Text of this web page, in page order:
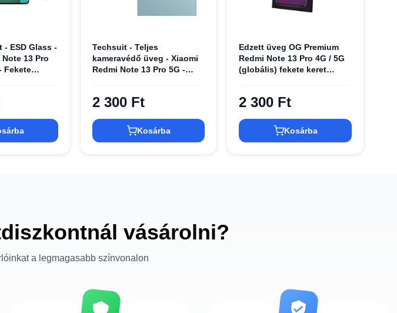
- ESD Glass -
13 Pro
Fekete
Techsuit - Teljes
kameravédő üveg - Xiaomi
Redmi Note 13 Pro 5G -
2 300 Ft
Kosárba
Edzett üveg OG Premium
Redmi Note 13 Pro 4G / 5G
(globális) fekete keret
2 300 Ft
Kosárba
vásárolni?
a legmagasabb színvonalon